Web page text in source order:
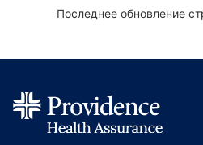
Последнее обновление